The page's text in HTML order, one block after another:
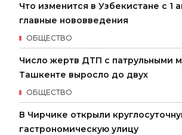
Что изменится в Узбекистане с 1
главные нововведения
ОБЩЕСТВО
Число жертв ДТП с патрульными
Ташкенте выросло до двух
ОБЩЕСТВО
В Чирчике открыли
гастрономическую улицу